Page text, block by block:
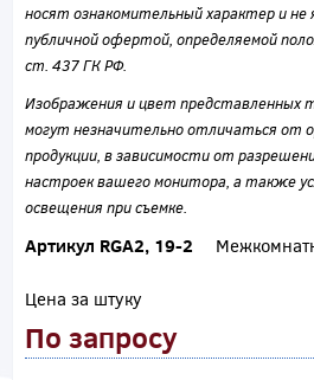
носят ознакомительный характер и
публичной офертой, определяемой
ст. 437 ГК РФ.
Изображения и цвет представленных
могут незначительно отличаться от
продукции, в зависимости от
настроек вашего монитора, а также
освещения при съемке.
Артикул RGA2, 19-2
Цена за штуку
По запросу